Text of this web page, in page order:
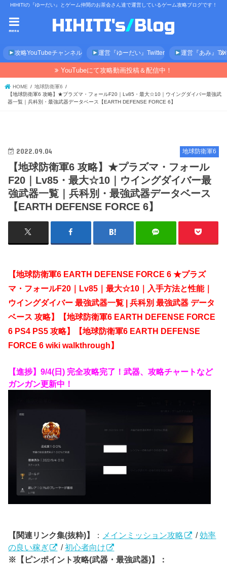
HIHITIの『ゆーだい』とゲーム仲間のお茶会さん達で運営しているゲーム攻略ブログです！
menu
攻略YouTubeチャンネル 運営『ゆーだい』Twitter 運営『あみ』
YouTubeにて攻略動画投稿＆配信中！
HOME
地球防衛軍6
【地球防衛軍6 攻略】★プラズマ・フォールF20｜Lv85・最大☆10｜ウイングダイバー最強武
器一覧｜兵科別・最強武器データベース【EARTH DEFENSE FORCE 6】
地球防衛軍6
2022.09.04
【地球防衛軍6 攻略】★プラズマ・フォール
F20｜Lv85・最大☆10｜ウイングダイバー最
強武器一覧｜兵科別・最強武器データベース
【EARTH DEFENSE FORCE 6】
【地球防衛軍6 EARTH DEFENSE FORCE 6 ★プラズ
マ・フォールF20｜Lv85｜最大☆10｜入手方法と性能｜
ウイングダイバー 最強武器一覧 | 兵科別 最強武器 データ
ベース攻略】【地球防衛軍6 EARTH DEFENSE FORCE
6 PS4 PS5 攻略】【地球防衛軍6 EARTH DEFENSE
FORCE 6 wiki walkthrough】
【進捗】9/4(日) 完全攻略完了！武器、攻略チャートなど
ガンガン更新中！
【関連リンク集(抜粋)】 ： メインミッション攻略 /効率
の良い稼ぎ
/初心者向け
※【ピンポイント攻略(武器・最強武器)】：